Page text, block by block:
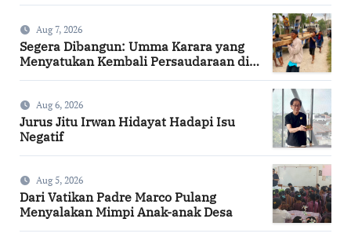
Aug 7, 2026
Segera Dibangun: Umma Karara yang
Menyatukan Kembali Persaudaraan di
Aug 6, 2026
Jurus Jitu Irwan Hidayat Hadapi Isu
Negatif
Aug 5, 2026
Dari Vatikan Padre Marco Pulang
Menyalakan Mimpi Anak-anak Desa